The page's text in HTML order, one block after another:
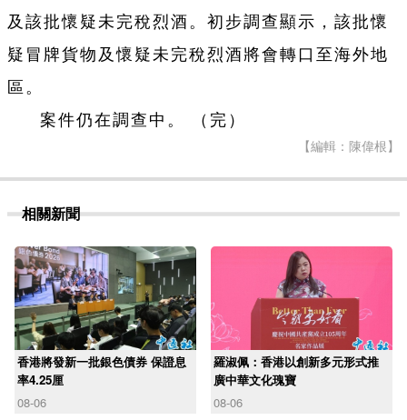
及該批懷疑未完稅烈酒。初步調查顯示，該批懷
疑冒牌貨物及懷疑未完稅烈酒將會轉口至海外地
區。
案件仍在調查中。 （完）
【編輯：陳偉根】
相關新聞
香港將發新一批銀色債券 保證息
率4.25厘
08-06
羅淑佩：香港以創新多元形式推
廣中華文化瑰寶
08-06